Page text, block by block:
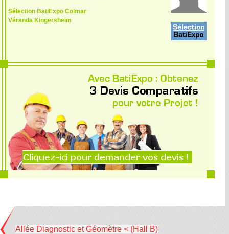
Sélection BatiExpo Colmar
Véranda Kingersheim
Allée Diagnostic et Géomètre < (Hall B)